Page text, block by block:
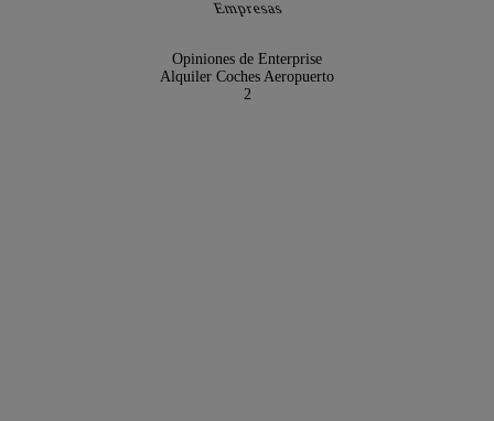
Empresas
Opiniones de Enterprise
Alquiler Coches Aeropuerto
2